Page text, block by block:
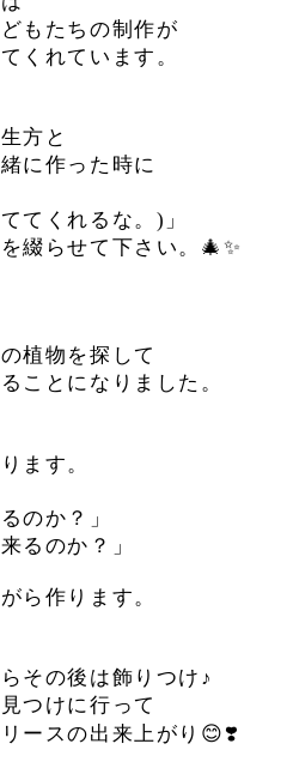
もたちの制作が
くれています。
方と
に作った時に
てくれるな。)」
綴らせて下さい。🎄✨
植物を探して
ことになりました。
ます。
のか？」
るのか？」
ら作ります。
その後は飾りつけ♪
つけに行って
ースの出来上がり😊❣️